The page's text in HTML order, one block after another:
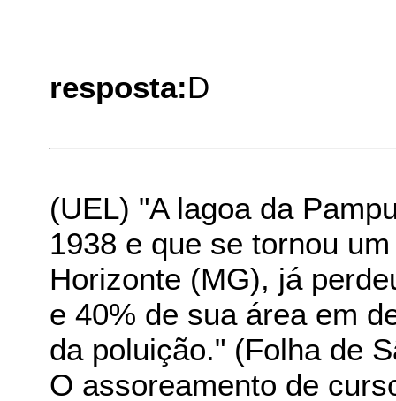
resposta:D
(UEL) "A lagoa da
1938 e que se tornou
Horizonte (MG), já
e 40% de sua área em
da poluição." (Folha de
O assoreamento de